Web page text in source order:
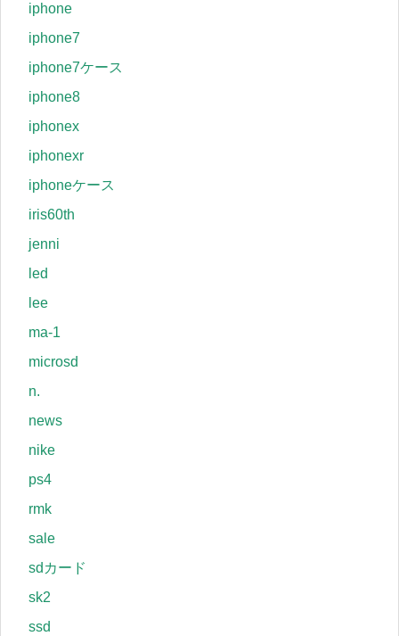
iphone
iphone7
iphone7ケース
iphone8
iphonex
iphonexr
iphoneケース
iris60th
jenni
led
lee
ma-1
microsd
n.
news
nike
ps4
rmk
sale
sdカード
sk2
ssd